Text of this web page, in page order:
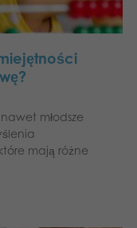
młodsze
mają różne